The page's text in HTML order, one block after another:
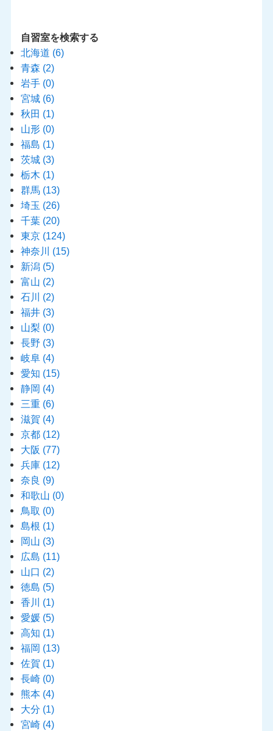
自習室を検索する
北海道 (6)
青森 (2)
岩手 (0)
宮城 (6)
秋田 (1)
山形 (0)
福島 (1)
茨城 (3)
栃木 (1)
群馬 (13)
埼玉 (26)
千葉 (20)
東京 (124)
神奈川 (15)
新潟 (5)
富山 (2)
石川 (2)
福井 (3)
山梨 (0)
長野 (3)
岐阜 (4)
愛知 (15)
静岡 (4)
三重 (6)
滋賀 (4)
京都 (12)
大阪 (77)
兵庫 (12)
奈良 (9)
和歌山 (0)
鳥取 (0)
島根 (1)
岡山 (3)
広島 (11)
山口 (2)
徳島 (5)
香川 (1)
愛媛 (5)
高知 (1)
福岡 (13)
佐賀 (1)
長崎 (0)
熊本 (4)
大分 (1)
宮崎 (4)